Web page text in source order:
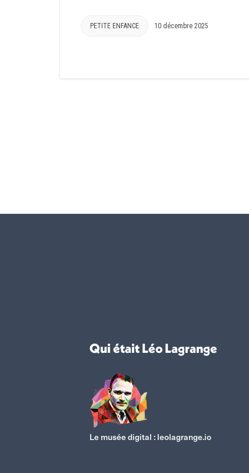
PETITE ENFANCE 10 décembre 2025
Qui était Léo Lagrange
Le musée digital :leolagrange.io